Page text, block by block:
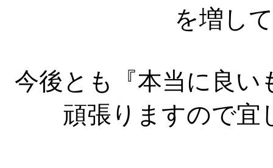
を増し
今後とも『本当に良
頑張りますので宜